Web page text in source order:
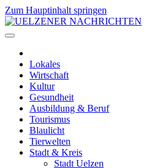
Zum Hauptinhalt springen
Lokales
Wirtschaft
Kultur
Gesundheit
Ausbildung & Beruf
Tourismus
Blaulicht
Tierwelten
Stadt & Kreis
Stadt Uelzen